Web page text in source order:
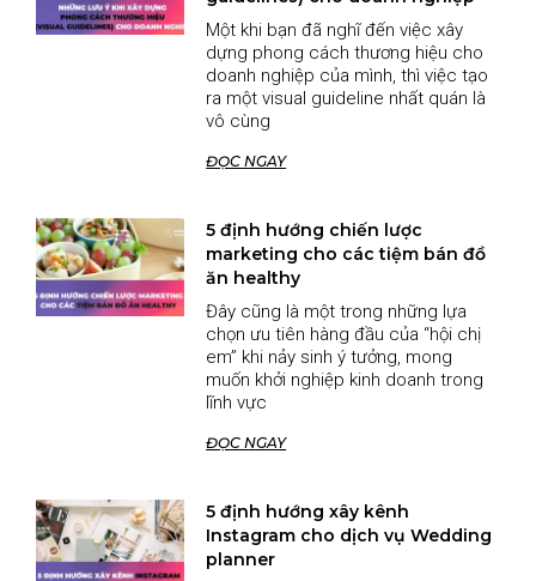
Một khi bạn đã nghĩ đến việc xây
dựng phong cách thương hiệu cho
doanh nghiệp của mình, thì việc tạo
ra một visual guideline nhất quán là
vô cùng
ĐỌC NGAY
5 định hướng chiến lược
marketing cho các tiệm bán đồ
ăn healthy
Đây cũng là một trong những lựa
chọn ưu tiên hàng đầu của “hội chị
em” khi nảy sinh ý tưởng, mong
muốn khởi nghiệp kinh doanh trong
lĩnh vực
ĐỌC NGAY
5 định hướng xây kênh
Instagram cho dịch vụ Wedding
planner